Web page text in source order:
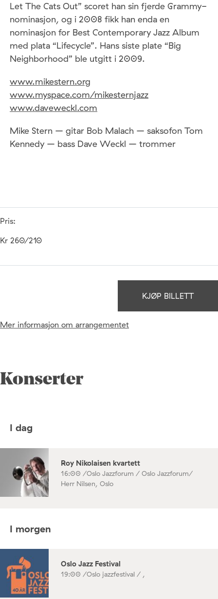
Let The Cats Out” scoret han sin fjerde Grammy-
nominasjon, og i 2008 fikk han enda en
nominasjon for Best Contemporary Jazz Album
med plata “Lifecycle”. Hans siste plate “Big
Neighborhood” ble utgitt i 2009.
www.mikestern.org
www.myspace.com/mikesternjazz
www.daveweckl.com
Mike Stern – gitar Bob Malach – saksofon Tom
Kennedy – bass Dave Weckl – trommer
Pris:
Kr 260/210
KJØP BILLETT
Mer informasjon om arrangementet
Konserter
I dag
Roy Nikolaisen kvartett
16:00 /Oslo Jazzforum / Oslo Jazzforum/
Herr Nilsen, Oslo
I morgen
Oslo Jazz Festival
19:00 /Oslo jazzfestival / ,